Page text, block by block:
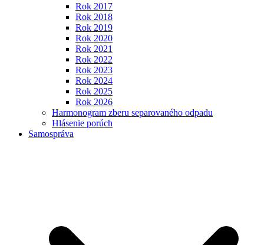
Rok 2017
Rok 2018
Rok 2019
Rok 2020
Rok 2021
Rok 2022
Rok 2023
Rok 2024
Rok 2025
Rok 2026
Harmonogram zberu separovaného odpadu
Hlásenie porúch
Samospráva